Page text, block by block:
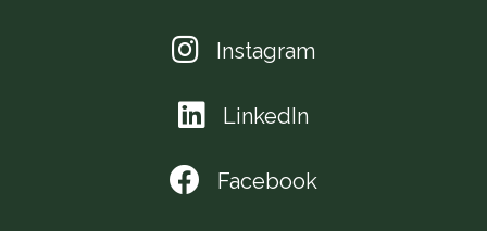
Instagram
LinkedIn
Facebook